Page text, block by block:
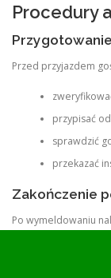
Procedury
Przed przyjazdem
przypisać
sprawdzić
przekazać
Zakończenie
Po wymeldowaniu